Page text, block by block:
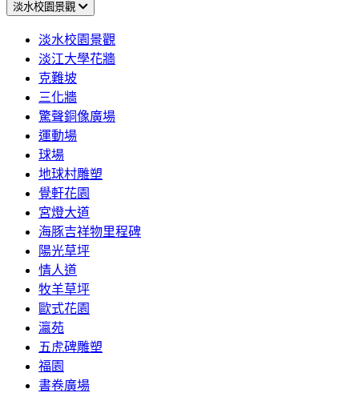
淡水校園景觀
淡水校園景觀
淡江大學花牆
克難坡
三化牆
驚聲銅像廣場
運動場
球場
地球村雕塑
覺軒花園
宮燈大道
海豚吉祥物里程碑
陽光草坪
情人道
牧羊草坪
歐式花園
瀛苑
五虎碑雕塑
福園
書卷廣場